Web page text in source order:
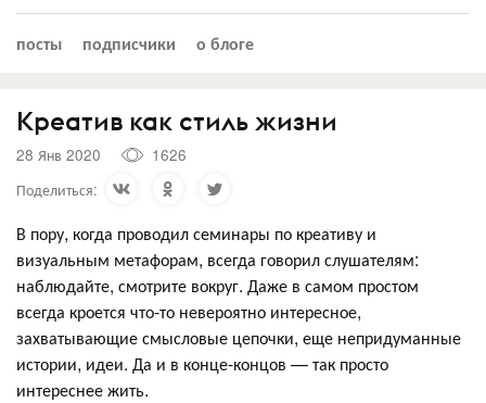
посты подписчики о блоге
Креатив как стиль жизни
28 Янв 2020
1626
Поделиться:
В пору, когда проводил семинары по креативу и
визуальным метафорам, всегда говорил слушателям:
наблюдайте, смотрите вокруг. Даже в самом простом
всегда кроется что-то невероятно интересное,
захватывающие смысловые цепочки, еще непридуманные
истории, идеи. Да и в конце-концов — так просто
интереснее жить.